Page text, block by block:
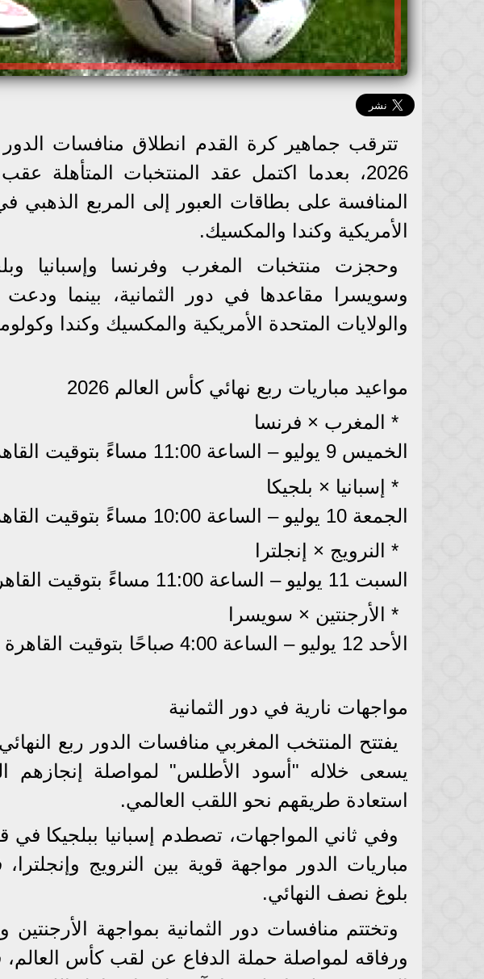
تترقب جماهير كرة القدم انطلاق منافسات
المنافسة على بطاقات العبور إلى المربع الذهبي
الأمريكية وكندا والمكسيك.
وحجزت منتخبات المغرب وفرنسا وإسبانيا
وسويسرا مقاعدها في دور الثمانية، بينما ودعت
والولايات المتحدة الأمريكية والمكسيك وكندا
مواعيد مباريات ربع نهائي كأس العالم 2026
* المغرب × فرنسا
الخميس 9 يوليو – الساعة 11:00 مساءً بتوقيت القاهرة – ملعب جيليت.
* إسبانيا × بلجيكا
الجمعة 10 يوليو – الساعة 10:00 مساءً بتوقيت القاهرة – ملعب لوس أنجلوس.
* النرويج × إنجلترا
السبت 11 يوليو – الساعة 11:00 مساءً بتوقيت القاهرة – ملعب هارد روك.
* الأرجنتين × سويسرا
الأحد 12 يوليو – الساعة 4:00 صباحًا بتوقيت القاهرة – ملعب أروهيد.
مواجهات نارية في دور الثمانية
يفتتح المنتخب المغربي منافسات الدور ربع
يسعى خلاله "أسود الأطلس" لمواصلة إنجازهم
استعادة طريقهم نحو اللقب العالمي.
وفي ثاني المواجهات، تصطدم إسبانيا ببلجيكا في
مباريات الدور مواجهة قوية بين النرويج
بلوغ نصف النهائي.
وتختتم منافسات دور الثمانية بمواجهة
ورفاقه لمواصلة حملة الدفاع عن لقب كأس